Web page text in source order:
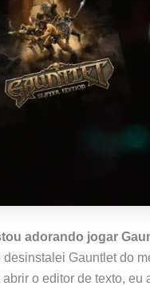
adorando jogar
desinstalei Gauntlet do
abrir o editor de texto,